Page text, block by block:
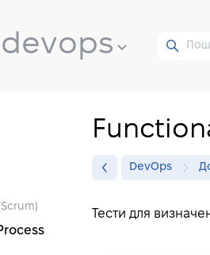
devops
DevOps
Тести для